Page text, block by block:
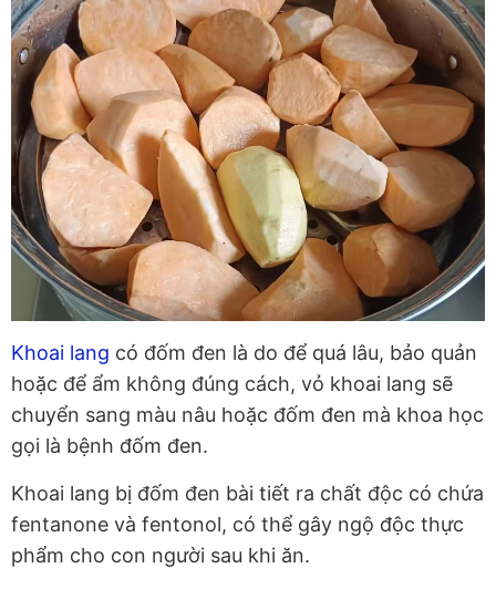
Khoai lang có đốm đen là do để quá lâu, bảo quản
hoặc để ẩm không đúng cách, vỏ khoai lang sẽ
chuyển sang màu nâu hoặc đốm đen mà khoa học
gọi là bệnh đốm đen.
Khoai lang bị đốm đen bài tiết ra chất độc có chứa
fentanone và fentonol, có thể gây ngộ độc thực
phẩm cho con người sau khi ăn.